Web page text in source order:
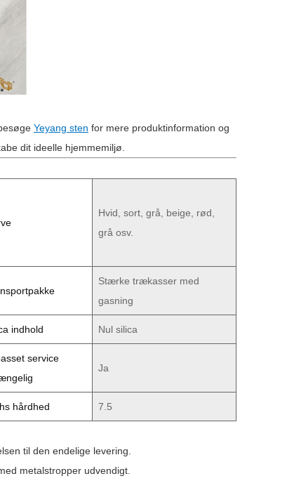
Yeyang sten for mere produktinformation og
dit ideelle hjemmemiljø.
Hvid, sort, grå, beige, rød,
grå osv.
Stærke trækasser med
gasning
indhold Nul silica
service
Ja
hårdhed 7.5
til den endelige levering.
metalstropper udvendigt.